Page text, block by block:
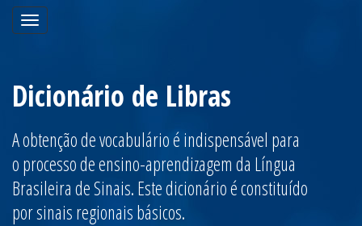
Toggle
navigation
Dicionário de Libras
A obtenção de vocabulário é indispensável para
o processo de ensino-aprendizagem da Língua
Brasileira de Sinais. Este dicionário é constituído
por sinais regionais básicos.